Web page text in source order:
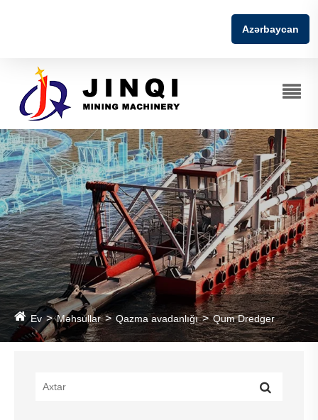
Azərbaycan
Ev Məhsullar Qazma avadanlığı Qum Dredger